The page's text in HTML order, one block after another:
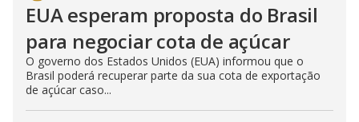
EUA esperam proposta do Brasil
para negociar cota de açúcar
O governo dos Estados Unidos (EUA) informou que o
Brasil poderá recuperar parte da sua cota de exportação
de açúcar caso...